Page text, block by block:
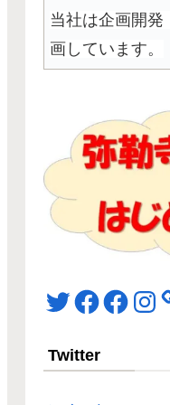
当社は企画開発
画しています。
TwitterFacebook
Twitter